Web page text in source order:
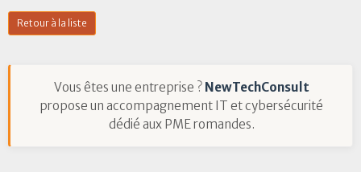
Retour à la liste
Vous êtes une entreprise ? NewTechConsult
propose un accompagnement IT et cybersécurité
dédié aux PME romandes.